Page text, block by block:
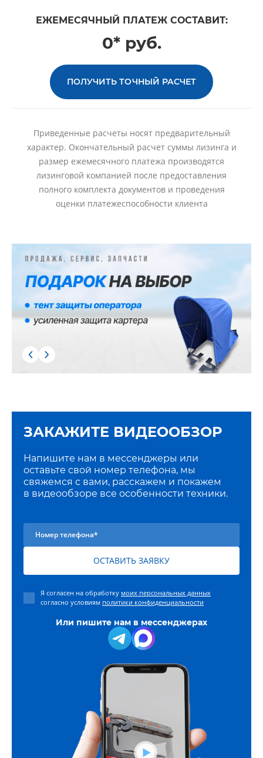
ЕЖЕМЕСЯЧНЫЙ ПЛАТЕЖ СОСТАВИТ:
0* руб.
ПОЛУЧИТЬ ТОЧНЫЙ РАСЧЕТ
Приведенные расчеты носят предварительный
характер. Окончательный расчет суммы лизинга и
размер ежемесячного платежа производятся
лизинговой компанией после предоставления
полного комплекта документов и проведения
оценки платежеспособности клиента
ЗАКАЖИТЕ ВИДЕООБЗОР
Напишите нам в мессенджеры или
оставьте свой номер телефона, мы
свяжемся с вами, расскажем и покажем
в видеообзоре все особенности техники.
Номер телефона*
ОСТАВИТЬ ЗАЯВКУ
Я согласен на обработку моих персональных данных
согласно условиям политики конфиденциальности
Или пишите нам в мессенджерах